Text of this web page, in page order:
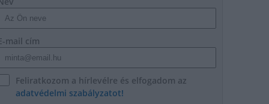
mail cím
Feliratkozom a hírlevélre és elfogadom az
adatvédelmi szabályzatot!